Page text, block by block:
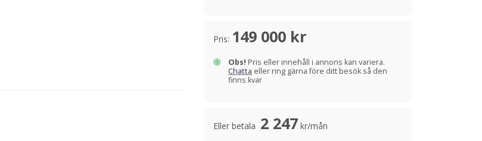
Pris: 149 000 kr
Obs! Pris eller innehåll i annons kan variera.
Chatta eller ring gärna före ditt besök så den
finns kvar
Eller betala 2 247 kr/mån